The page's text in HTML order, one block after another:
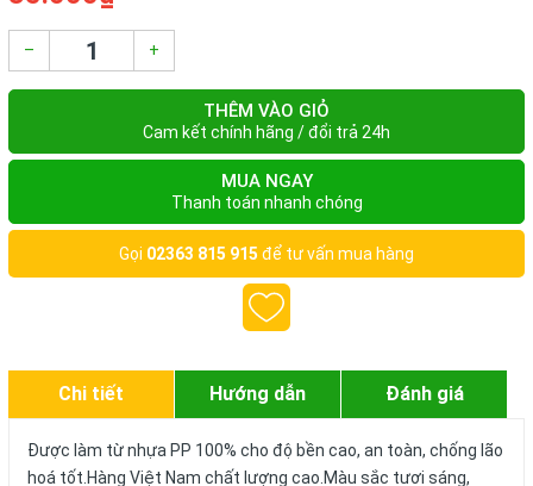
– +
THÊM VÀO GIỎ
Cam kết chính hãng / đổi trả 24h
MUA NGAY
Thanh toán nhanh chóng
Gọi 02363 815 915 để tư vấn mua hàng
Chi tiết Hướng dẫn Đánh giá
Được làm từ nhựa PP 100% cho độ bền cao, an toàn, chống lão
hoá tốt.Hàng Việt Nam chất lượng cao.Màu sắc tươi sáng,